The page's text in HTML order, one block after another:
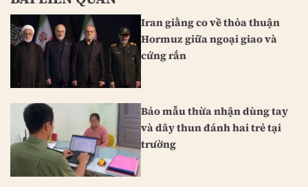
Iran giằng co về thỏa thuận
Hormuz giữa ngoại giao và
cứng rắn
Bảo mẫu thừa nhận dùng tay
và dây thun đánh hai trẻ tại
trường